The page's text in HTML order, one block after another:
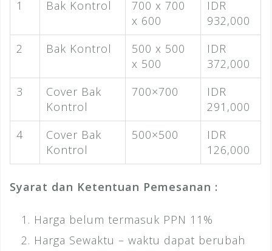
1
Bak Kontrol
700 x 700
x 600
IDR
932,000
2
Bak Kontrol
500 x 500
x 500
IDR
372,000
3
Cover Bak
Kontrol
700×700
IDR
291,000
4
Cover Bak
Kontrol
500×500
IDR
126,000
Syarat dan Ketentuan Pemesanan :
Harga belum termasuk PPN 11%
Harga Sewaktu – waktu dapat berubah